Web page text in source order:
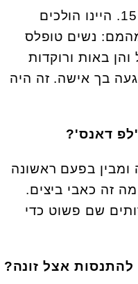
"זה התחיל כשהייתי נער בן 15. היינו הולכים
נשים טופלס
באות ורוקדות
בך אישה. זה היה
דאנס'?
ומבין בפעם ראשונה
זה כאבי ביצים.
שם פשוט כדי
אצל זונה?